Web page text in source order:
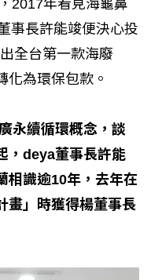
2017年看見海龜鼻
事長許能竣便決心投
全台第一款海廢
化為環保包款。
永續循環概念，談
，deya董事長許能
相識逾10年，去年在
畫」時獲得楊董事長